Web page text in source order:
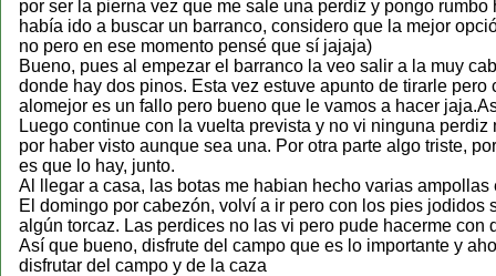
por ser la pierna vez que me sale una perdiz y pongo
había ido a buscar un barranco, considero que la mejor
no pero en ese momento pensé que sí jajaja)
Bueno, pues al empezar el barranco la veo salir a la muy
donde hay dos pinos. Esta vez estuve apunto de tirarle
alomejor es un fallo pero bueno que le vamos a hacer
Luego continue con la vuelta prevista y no vi ninguna
por haber visto aunque sea una. Por otra parte algo triste,
es que lo hay, junto.
Al llegar a casa, las botas me habian hecho varias
El domingo por cabezón, volví a ir pero con los pies
algún torcaz. Las perdices no las vi pero pude hacerme con
Así que bueno, disfrute del campo que es lo importante y
disfrutar del campo y de la caza